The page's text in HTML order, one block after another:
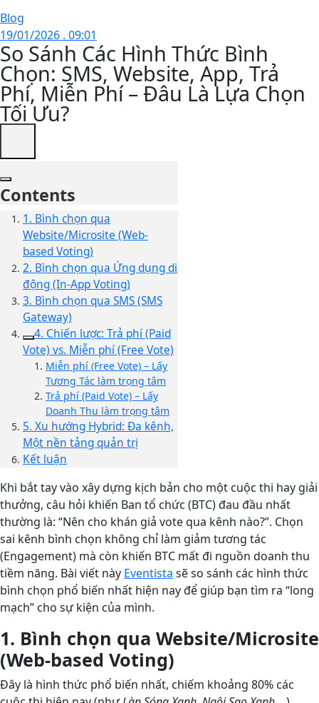
Blog
19/01/2026 . 09:01
So Sánh Các Hình Thức Bình
Chọn: SMS, Website, App, Trả
Phí, Miễn Phí – Đâu Là Lựa Chọn
Tối Ưu?
Contents
1. Bình chọn qua
Website/Microsite (Web-
based Voting)
2. Bình chọn qua Ứng dụng di
động (In-App Voting)
3. Bình chọn qua SMS (SMS
Gateway)
4. Chiến lược: Trả phí (Paid
Vote) vs. Miễn phí (Free Vote)
Miễn phí (Free Vote) – Lấy
Tương Tác làm trọng tâm
Trả phí (Paid Vote) – Lấy
Doanh Thu làm trọng tâm
5. Xu hướng Hybrid: Đa kênh,
Một nền tảng quản trị
Kết luận
Khi bắt tay vào xây dựng kịch bản cho một cuộc thi hay giải
thưởng, câu hỏi khiến Ban tổ chức (BTC) đau đầu nhất
thường là: “Nên cho khán giả vote qua kênh nào?”. Chọn
sai kênh bình chọn không chỉ làm giảm tương tác
(Engagement) mà còn khiến BTC mất đi nguồn doanh thu
tiềm năng. Bài viết này Eventista sẽ so sánh các hình thức
bình chọn phổ biến nhất hiện nay để giúp bạn tìm ra “long
mạch” cho sự kiện của mình.
1. Bình chọn qua Website/Microsite
(Web-based Voting)
Đây là hình thức phổ biến nhất, chiếm khoảng 80% các